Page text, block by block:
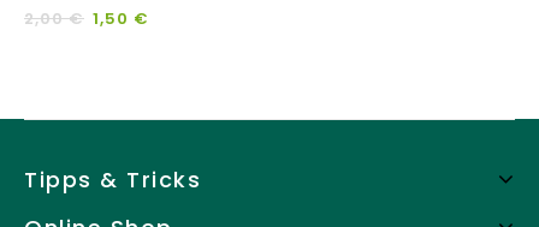
of
2,00€ 1,50 €
Tipps & Tricks